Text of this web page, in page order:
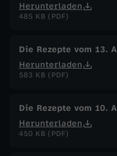
Herunterladen
485 KB (PDF)
Die Rezepte vom 13.
Herunterladen
583 KB (PDF)
Die Rezepte vom 10.
Herunterladen
450 KB (PDF)